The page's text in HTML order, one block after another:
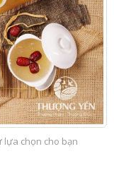
lựa chọn cho bạn